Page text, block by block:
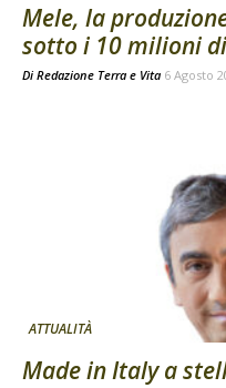
Mele, la
sotto i 10 milioni
Di Redazione Terra e Vita 6 Agosto
ATTUALITÀ
Made in Italy a